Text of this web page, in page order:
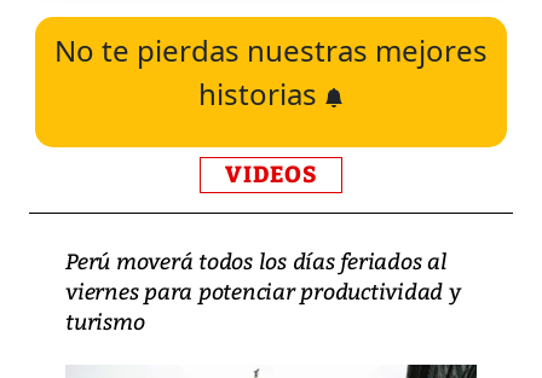
No te pierdas nuestras mejores
historias
VIDEOS
Perú moverá todos los días feriados al
viernes para potenciar productividad y
turismo